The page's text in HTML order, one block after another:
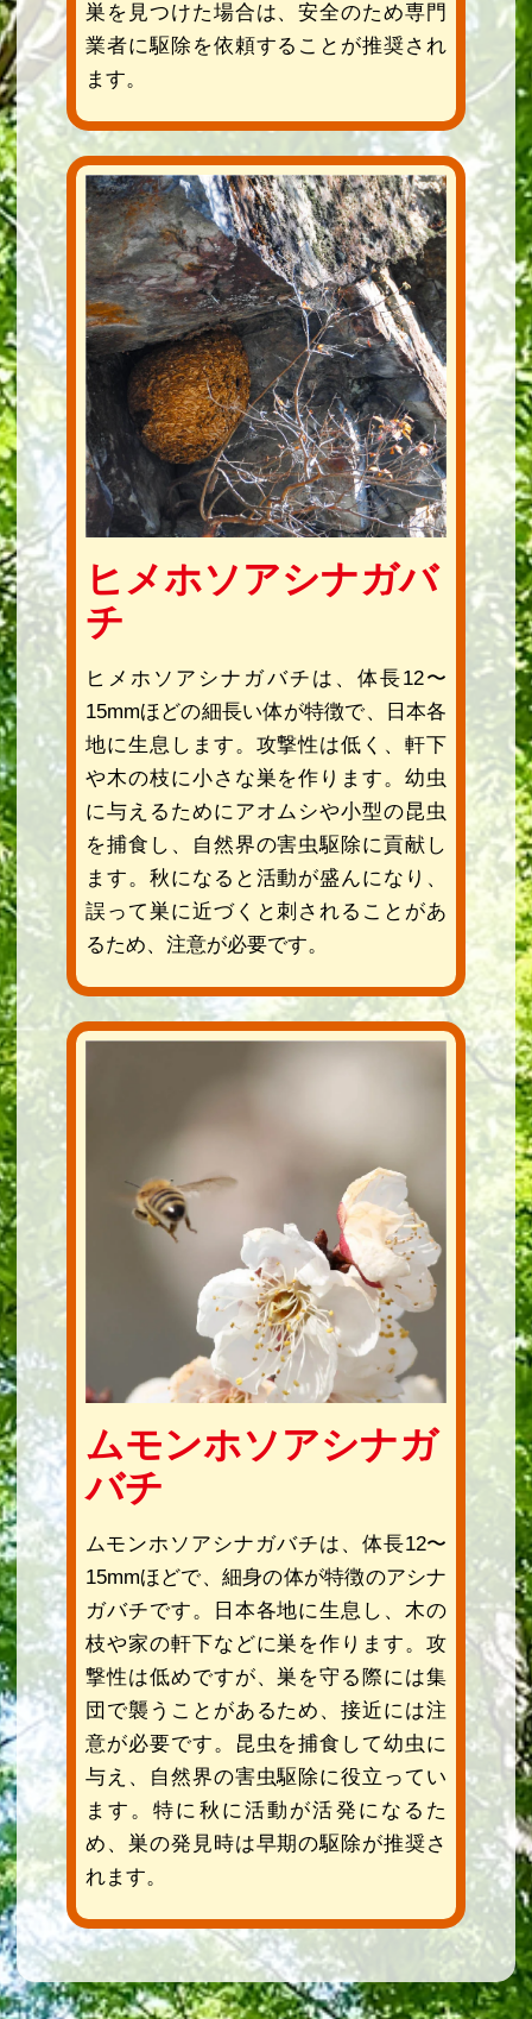
巣を見つけた場合は、安全のため専門
業者に駆除を依頼することが推奨され
ます。
ヒメホソアシナガバ
チ
ヒメホソアシナガバチは、体長12〜
15mmほどの細長い体が特徴で、日本各
地に生息します。攻撃性は低く、軒下
や木の枝に小さな巣を作ります。幼虫
に与えるためにアオムシや小型の昆虫
を捕食し、自然界の害虫駆除に貢献し
ます。秋になると活動が盛んになり、
誤って巣に近づくと刺されることがあ
るため、注意が必要です。
ムモンホソアシナガ
バチ
ムモンホソアシナガバチは、体長12〜
15mmほどで、細身の体が特徴のアシナ
ガバチです。日本各地に生息し、木の
枝や家の軒下などに巣を作ります。攻
撃性は低めですが、巣を守る際には集
団で襲うことがあるため、接近には注
意が必要です。昆虫を捕食して幼虫に
与え、自然界の害虫駆除に役立ってい
ます。特に秋に活動が活発になるた
め、巣の発見時は早期の駆除が推奨さ
れます。